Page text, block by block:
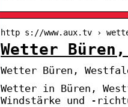
http s://www.aux.tv ›
Wetter
Wetter Büren,
Wetter in Büren,
Windstärke und -